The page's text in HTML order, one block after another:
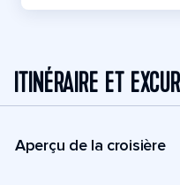
ITINÉRAIRE ET
Aperçu de la croisière